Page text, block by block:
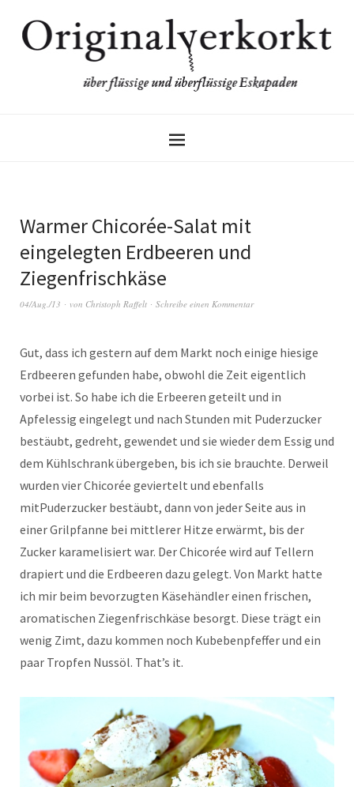
Warmer Chicorée-Salat mit
eingelegten Erdbeeren und
Ziegenfrischkäse
04/Aug./13 von Christoph Raffelt Schreibe einen Kommentar
Gut, dass ich gestern auf dem Markt noch einige hiesige
Erdbeeren gefunden habe, obwohl die Zeit eigentlich
vorbei ist. So habe ich die Erbeeren geteilt und in
Apfelessig eingelegt und nach Stunden mit Puderzucker
bestäubt, gedreht, gewendet und sie wieder dem Essig und
dem Kühlschrank übergeben, bis ich sie brauchte. Derweil
wurden vier Chicorée geviertelt und ebenfalls
mitPuderzucker bestäubt, dann von jeder Seite aus in
einer Grilpfanne bei mittlerer Hitze erwärmt, bis der
Zucker karamelisiert war. Der Chicorée wird auf Tellern
drapiert und die Erdbeeren dazu gelegt. Von Markt hatte
ich mir beim bevorzugten Käsehändler einen frischen,
aromatischen Ziegenfrischkäse besorgt. Diese trägt ein
wenig Zimt, dazu kommen noch Kubebenpfeffer und ein
paar Tropfen Nussöl. That’s it.